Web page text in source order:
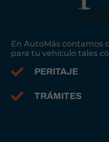
En AutoMás contamos
para tu vehículo tales
PERITAJE
TRÁMITES